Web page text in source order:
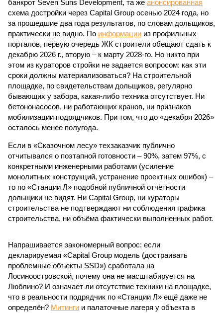
банкрот Seven Suns Development, та же анонсированная
схема достройки через Capital Group осенью 2024 года, но
за прошедшие два года результатов, по словам дольщиков,
практически не видно. По информации из профильных
порталов, первую очередь ЖК строители обещают сдать к
декабрю 2026 г., вторую – к марту 2028-го. Но никто при
этом из кураторов стройки не задается вопросом: как эти
сроки должны материализоваться? На строительной
площадке, по свидетельствам дольщиков, регулярно
бывающих у забора, какая-либо техника отсутствует. Ни
бетононасосов, ни работающих кранов, ни признаков
мобилизации подрядчиков. При том, что до «декабря 2026»
осталось менее полугода.
Если в «Сказочном лесу» техзаказчик публично
отчитывался о поэтапной готовности – 90%, затем 97%, с
конкретными инженерными работами (усиление
монолитных конструкций, устранение проектных ошибок) –
то по «Станции Л» подобной публичной отчётности
дольщики не видят. Ни Capital Group, ни кураторы
строительства не подтверждают ни соблюдения графика
строительства, ни объёма фактически выполненных работ.
Напрашивается закономерный вопрос: если
декларируемая «Capital Group модель (достраивать
проблемные объекты SSD») сработала на
Лосиноостровской, почему она не масштабируется на
Люблино? И означает ли отсутствие техники на площадке,
что в реальности подрядчик по «Станции Л» ещё даже не
определён? Митинги и палаточные лагеря у объекта в